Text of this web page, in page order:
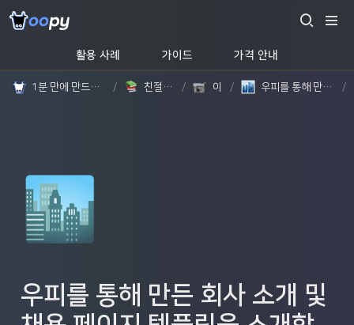
활용 사례 가이드 가격 안내
1분 만에 만드는 노션 웹사이트, 우피! / 친절한 가이드 / 이야기/ 우피를 통해 만든 회사 소개 및 채용 페이지 템플릿을 소개합니다! (+ 카카오 채널 플러그인, 페이지 너비 설정) /
🏙️
우피를 통해 만든 회사 소개 및